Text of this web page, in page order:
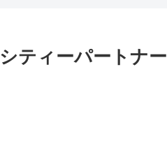
シティーパートナー